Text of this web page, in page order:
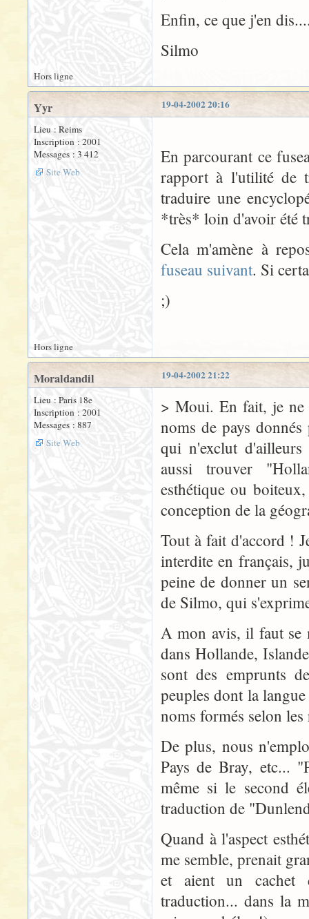
Enfin, ce que j'en
Silmo
Hors ligne
19-04-2002 20:16
Yyr
Lieu : Reims
Inscription : 2001
Messages : 3 412
Site Web
En parcourant ce
rapport à l'utilité de
traduire une
*très* loin d'avoir été
Cela m'amène à
fuseau suivant. Si
;)
Hors ligne
19-04-2002 21:22
Moraldandil
Lieu : Paris 18e
Inscription : 2001
Messages : 887
Site Web
> Moui. En fait, je ne
noms de pays
qui n'exclut
aussi trouver
esthétique ou
conception de la
Tout à fait d'accord !
interdite en français,
peine de donner un
de Silmo, qui
A mon avis, il faut se
dans Hollande,
sont des emprunts
peuples dont la
noms formés selon
De plus, nous
Pays de Bray, etc...
même si le second
traduction de
Quand à l'aspect
me semble, prenait
et aient un cachet
traduction... dans la